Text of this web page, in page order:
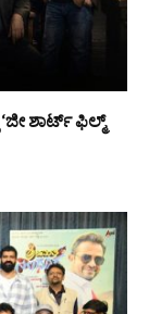
ಶಾರ್ಟ್ ಫಿಲ್ಮ್